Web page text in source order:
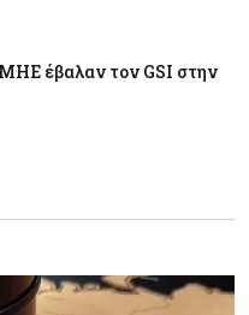
δυναμική στον GSI,
για συμμετοχή
εν μέσω εξελίξεων στο
06-08-2026
έβαλαν τον GSI στην